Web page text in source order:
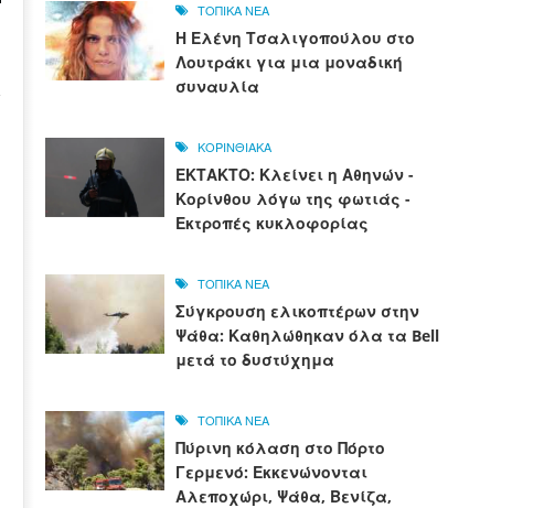
ΤΟΠΙΚΑ ΝΕΑ
Η Ελένη Τσαλιγοπούλου στο
Λουτράκι για μια μοναδική
συναυλία
ΚΟΡΙΝΘΙΑΚΑ
ΕΚΤΑΚΤΟ: Κλείνει η Αθηνών -
Κορίνθου λόγω της φωτιάς -
Εκτροπές κυκλοφορίας
ΤΟΠΙΚΑ ΝΕΑ
Σύγκρουση ελικοπτέρων στην
Ψάθα: Καθηλώθηκαν όλα τα Bell
μετά το δυστύχημα
ΤΟΠΙΚΑ ΝΕΑ
Πύρινη κόλαση στο Πόρτο
Γερμενό: Εκκενώνονται
Αλεποχώρι, Ψάθα, Βενίζα,